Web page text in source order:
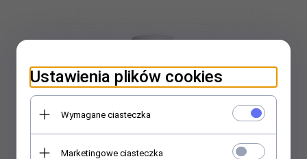
Ustawienia plików cookies
Wymagane ciasteczka
Marketingowe ciasteczka